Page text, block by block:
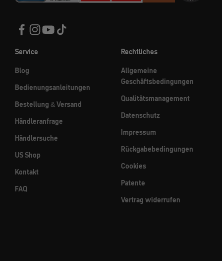
Service
Blog
Bedienungsanleitungen
Bestellung & Versand
Händleranfrage
Händlersuche
US Shop
Kontakt
FAQ
Rechtliches
Allgemeine
Geschäftsbedingungen
Qualitätsmanagement
Datenschutz
Impressum
Rückgabebedingungen
Cookies
Patente
Vertrag widerrufen